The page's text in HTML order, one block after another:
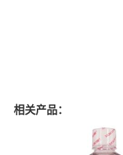
相关产品：